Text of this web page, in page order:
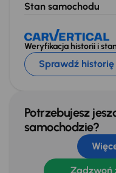
Stan samochodu
Weryfikacja historii i
Sprawdź
Potrzebujesz
samochodzie?
Zadzwoń